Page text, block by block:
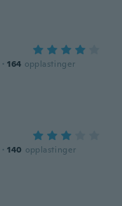
· 164 opplastinger
· 140 opplastinger